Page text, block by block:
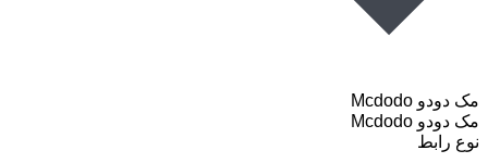
مک دودو Mcdodo
مک دودو Mcdodo
نوع رابط